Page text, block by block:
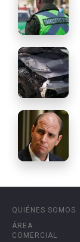
QUIÉNES SOMOS
ÁREA
COMERCIAL